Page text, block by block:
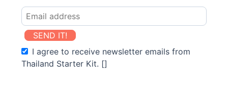
SEND IT!
I agree to receive newsletter emails from
Thailand Starter Kit. []